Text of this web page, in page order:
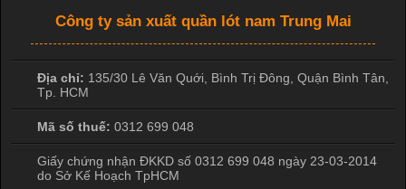
Công ty sản xuất quần lót nam Trung Mai
Địa chỉ: 135/30 Lê Văn Quới, Bình Trị Đông Quận Bình Tân
Tp. HCM
Mã số thuế: 0312 699 048
Giấy chứng nhận ĐKKD số 0312 699 048 ngày 23-03-2014
do Sở Kế Hoạch TpHCM